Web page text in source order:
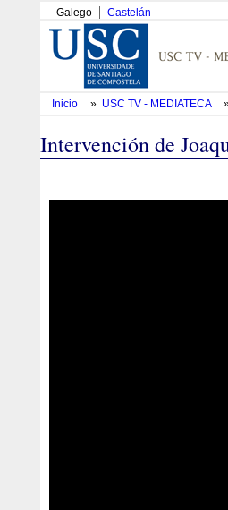
Galego Castelán
Inicio » USC TV - MEDIATECA
Intervención de